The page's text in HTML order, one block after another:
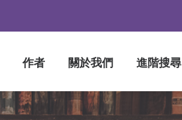
作者 關於我們 進階搜尋